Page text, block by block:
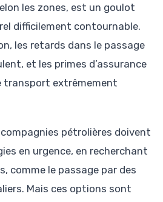
les zones, est un goulot
difficilement contournable.
les retards dans le passage
et les primes d’assurance
transport extrêmement
pétrolières doivent
en urgence, en recherchant
comme le passage par des
Mais ces options sont